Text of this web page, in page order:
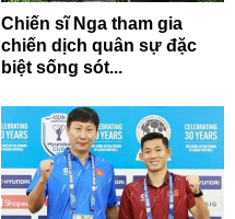
Chiến sĩ Nga tham gia
chiến dịch quân sự đặc
biệt sống sót...